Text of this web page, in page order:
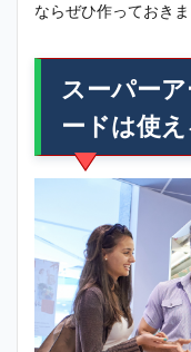
ならぜひ作っておきま
スーパー
ードは使